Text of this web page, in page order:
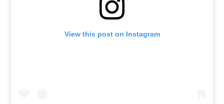
View this post on Instagram